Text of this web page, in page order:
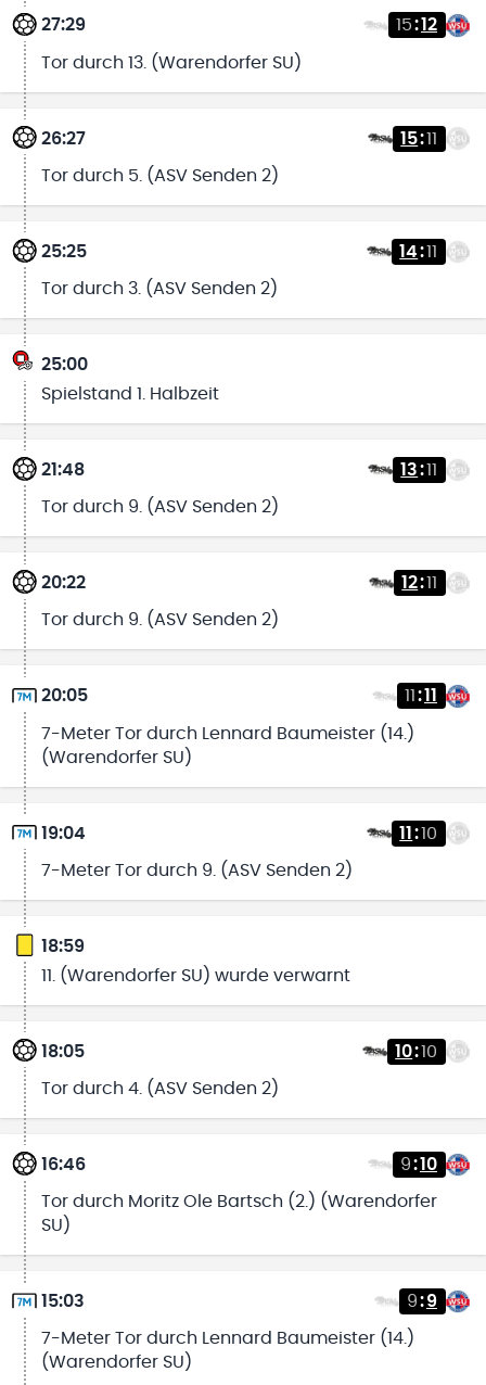
27:29 15:12
Tor durch 13. (Warendorfer SU)
26:27 15:11
Tor durch 5. (ASV Senden 2)
25:25 14:11
Tor durch 3. (ASV Senden 2)
25:00
Spielstand 1. Halbzeit
21:48 13:11
Tor durch 9. (ASV Senden 2)
20:22 12:11
Tor durch 9. (ASV Senden 2)
20:05 11 :11
7-Meter Tor durch Lennard Baumeister (14.)
(Warendorfer SU)
19:04 11 :10
7-Meter Tor durch 9. (ASV Senden 2)
18:59
11. (Warendorfer SU) wurde verwarnt
18:05 10:10
Tor durch 4. (ASV Senden 2)
16:46 9:10
Tor durch Moritz Ole Bartsch (2.) (Warendorfer
SU)
15:03 9:9
7-Meter Tor durch Lennard Baumeister (14.)
(Warendorfer SU)